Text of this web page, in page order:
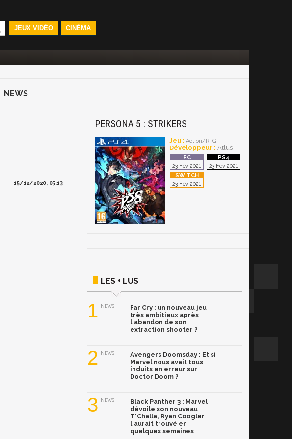
JEUX VIDÉO CINÉMA
NEWS
15/12/2020, 05:13
PERSONA 5 : STRIKERS
Jeu : Action/RPG
Développeur : Atlus
23 Fév 2021 23 Fév 2021
23 Fév 2021
LES + LUS
1 NEWS
Far Cry : un nouveau jeu
très ambitieux après
l'abandon de son
extraction shooter ?
2 NEWS
Avengers Doomsday : Et si
Marvel nous avait tous
induits en erreur sur
Doctor Doom ?
3 NEWS
Black Panther 3 : Marvel
dévoile son nouveau
T'Challa, Ryan Coogler
l'aurait trouvé en
quelques semaines